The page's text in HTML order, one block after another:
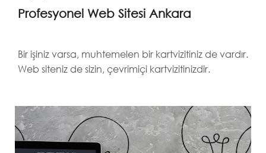
Profesyonel Web Sitesi Ankara
Bir işiniz varsa, muhtemelen bir kartvizitiniz de vardır.
Web siteniz de sizin, çevrimiçi kartvizitinizdir.